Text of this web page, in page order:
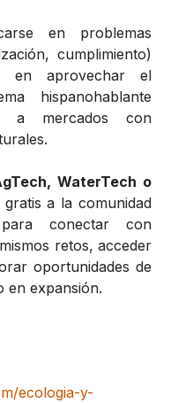
en problemas
cumplimiento)
en aprovechar el
hispanohablante
a mercados con
WaterTech o
a la comunidad
conectar con
retos, acceder
oportunidades de
en expansión.
ecologia-y-